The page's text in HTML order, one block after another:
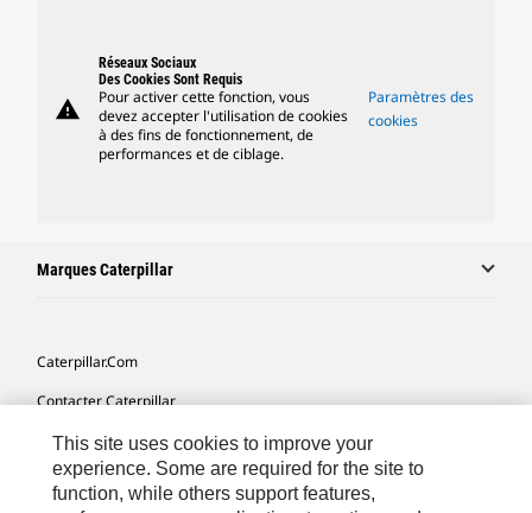
warning
Réseaux Sociaux
Des Cookies Sont Requis
Pour activer cette fonction, vous
devez accepter l'utilisation de cookies
à des fins de fonctionnement, de
performances et de ciblage.
Paramètres des
cookies
Marques Caterpillar
Caterpillar.com
Contacter Caterpillar
Mes Préférences Marketing
Plan Du Site
This site uses cookies to improve your
experience. Some are required for the site to
function, while others support features,